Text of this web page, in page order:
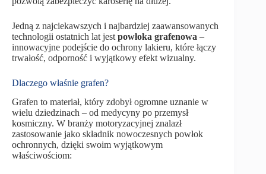
Jedną z najciekawszych i najbardziej zaawansowanych
technologii ostatnich lat jest powłoka grafenowa –
innowacyjne podejście do ochrony lakieru, które łączy
trwałość, odporność i wyjątkowy efekt wizualny.
Dlaczego właśnie grafen?
Grafen to materiał, który zdobył ogromne uznanie w
wielu dziedzinach – od medycyny po przemysł
kosmiczny. W branży motoryzacyjnej znalazł
zastosowanie jako składnik nowoczesnych powłok
ochronnych, dzięki swoim wyjątkowym
właściwościom: